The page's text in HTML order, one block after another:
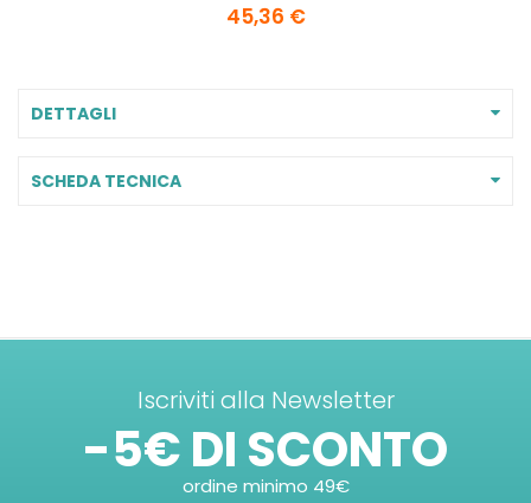
45,36 €
DETTAGLI
SCHEDA TECNICA
Iscriviti alla Newsletter
-5€ DI SCONTO
ordine minimo 49€